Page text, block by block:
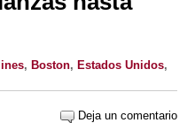
, Boston, Estados Unidos,
Deja un comentario